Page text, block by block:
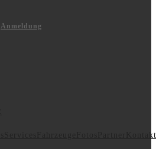
Anmeldung
Kontakt